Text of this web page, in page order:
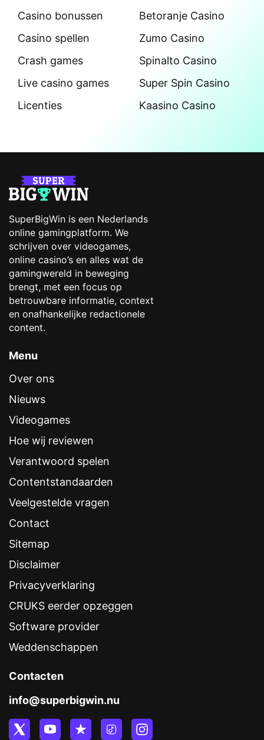
Casino bonussen
Casino spellen
Crash games
Live casino games
Licenties
Betoranje Casino
Zumo Casino
Spinalto Casino
Super Spin Casino
Kaasino Casino
SuperBigWin is een Nederlands
online gamingplatform. We
schrijven over videogames,
online casino’s en alles wat de
gamingwereld in beweging
brengt, met een focus op
betrouwbare informatie, context
en onafhankelijke redactionele
content.
Menu
Over ons
Nieuws
Videogames
Hoe wij reviewen
Verantwoord spelen
Contentstandaarden
Veelgestelde vragen
Contact
Sitemap
Disclaimer
Privacyverklaring
CRUKS eerder opzeggen
Software provider
Weddenschappen
Contacten
info@superbigwin.nu